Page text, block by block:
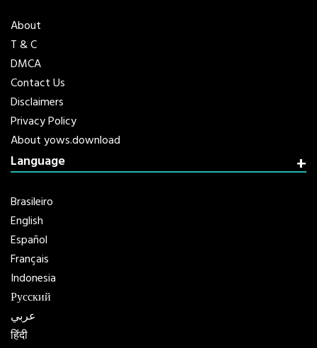
About
T & C
DMCA
Contact Us
Disclaimers
Privacy Policy
About yows.download
Language
Brasileiro
English
Español
Français
Indonesia
Русский
عربي
हिंदी